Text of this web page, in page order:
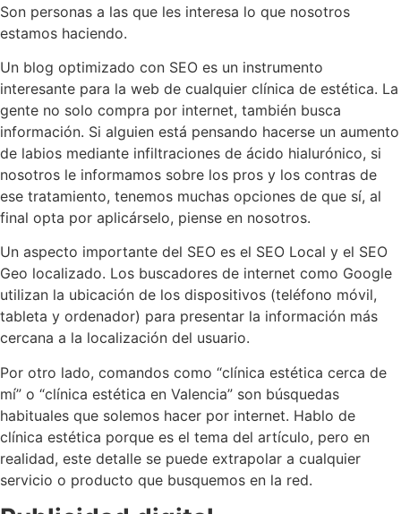
Son personas a las que les interesa lo que nosotros
estamos haciendo.
Un blog optimizado con SEO es un instrumento
interesante para la web de cualquier clínica de estética. La
gente no solo compra por internet, también busca
información. Si alguien está pensando hacerse un aumento
de labios mediante infiltraciones de ácido hialurónico, si
nosotros le informamos sobre los pros y los contras de
ese tratamiento, tenemos muchas opciones de que sí, al
final opta por aplicárselo, piense en nosotros.
Un aspecto importante del SEO es el SEO Local y el SEO
Geo localizado. Los buscadores de internet como Google
utilizan la ubicación de los dispositivos (teléfono móvil,
tableta y ordenador) para presentar la información más
cercana a la localización del usuario.
Por otro lado, comandos como “clínica estética cerca de
mí” o “clínica estética en Valencia” son búsquedas
habituales que solemos hacer por internet. Hablo de
clínica estética porque es el tema del artículo, pero en
realidad, este detalle se puede extrapolar a cualquier
servicio o producto que busquemos en la red.